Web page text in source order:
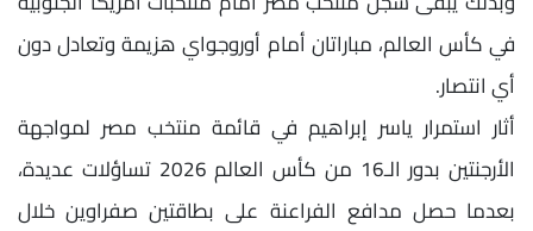
في كأس العالم، مباراتان أمام أوروجواي هزيمة وتعادل دون
أي انتصار.
أثار استمرار ياسر إبراهيم في قائمة منتخب مصر لمواجهة
الأرجنتين بدور الـ16 من كأس العالم 2026 تساؤلات عديدة،
بعدما حصل مدافع الفراعنة على بطاقتين صفراوين خلال